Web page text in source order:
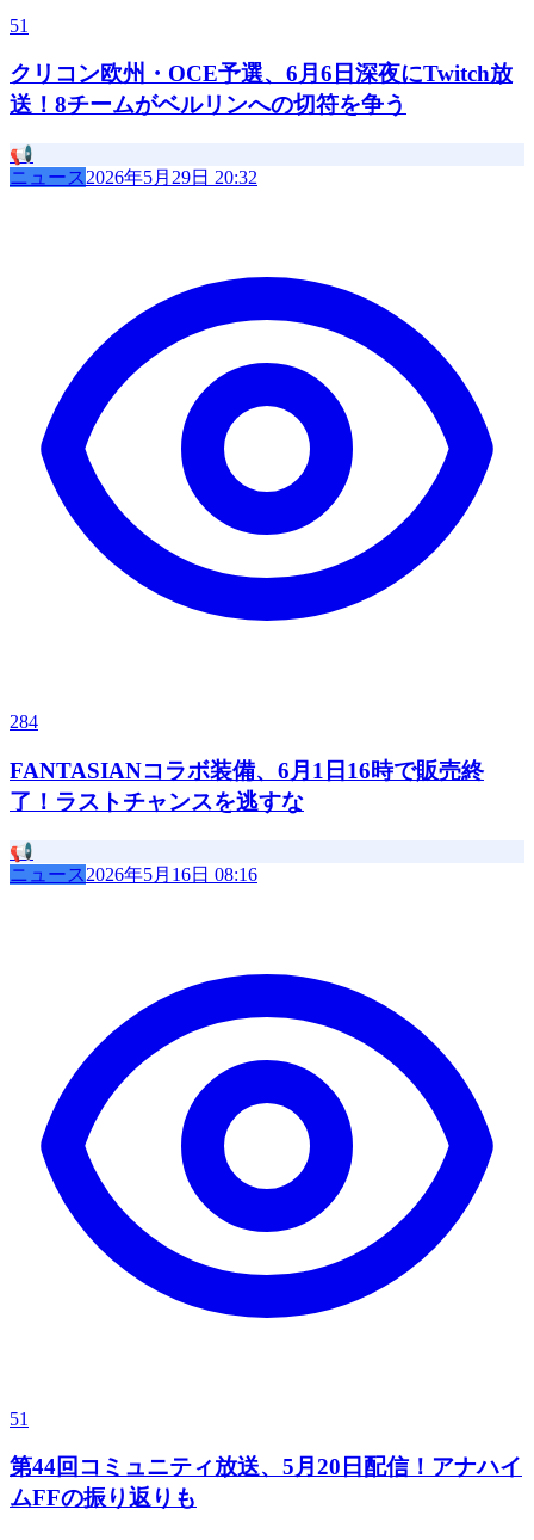
51
クリコン欧州・OCE予選、6月6日深夜にTwitch放
送！8チームがベルリンへの切符を争う
📢
ニュース 2026年5月29日 20:32
284
FANTASIANコラボ装備、6月1日16時で販売終
了！ラストチャンスを逃すな
📢
ニュース 2026年5月16日 08:16
51
第44回コミュニティ放送、5月20日配信！アナハイ
ムFFの振り返りも